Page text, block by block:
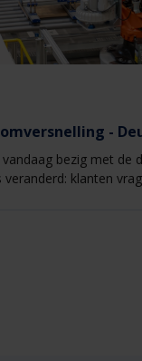
-
bezig met de
klanten
investeringen in